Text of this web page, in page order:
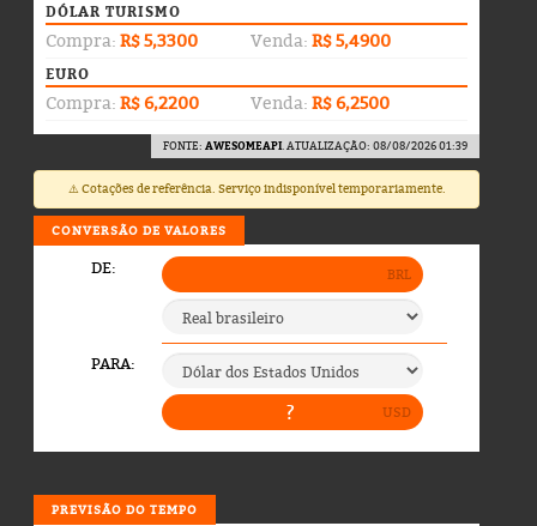
DÓLAR TURISMO
Compra: R$ 5,3300 Venda: R$ 5,4900
EURO
Compra: R$ 6,2200 Venda: R$ 6,2500
FONTE: AWESOMEAPI. ATUALIZAÇÃO: 08/08/2026 01:39
⚠️ Cotações de referência. Serviço indisponível temporariamente.
CONVERSÃO DE VALORES
PREVISÃO DO TEMPO